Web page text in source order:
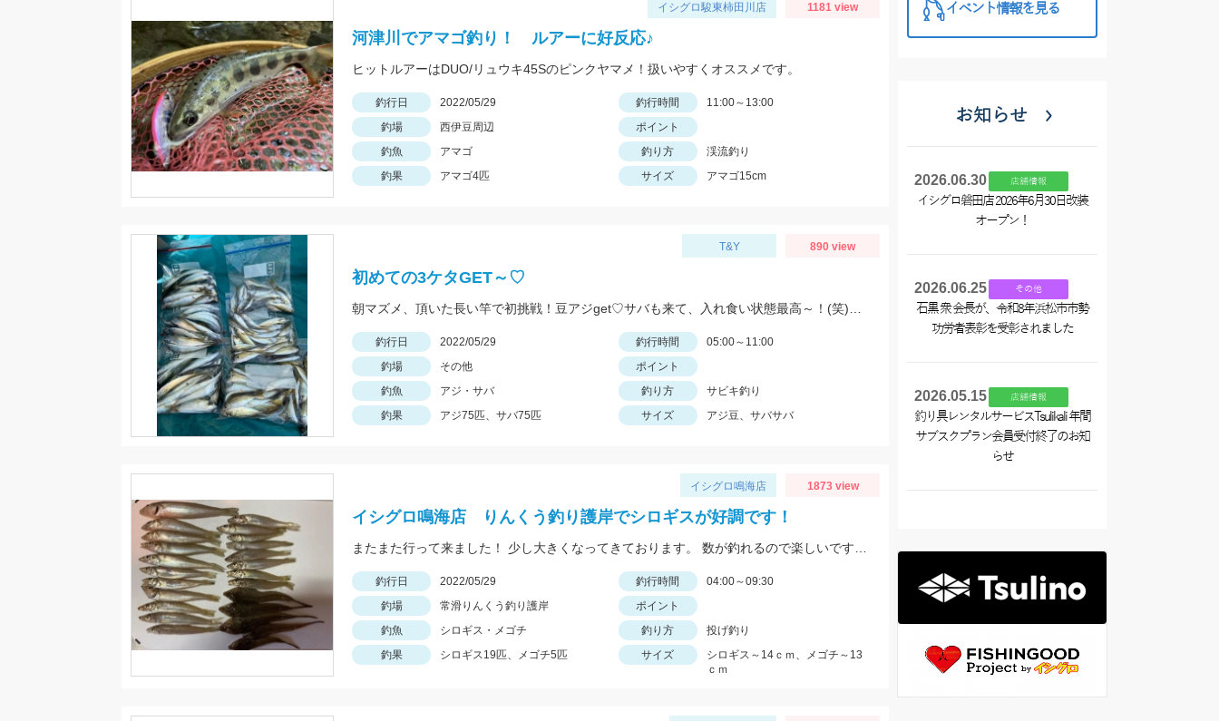
イシグロ駿東柿田川店 1181 view
河津川でアマゴ釣り！ ルアーに好反応♪
ヒットルアーはDUO/リュウキ45Sのピンクヤマメ！扱いやすくオススメです。
釣行日 2022/05/29 釣行時間
11:00～13:00
釣場
西伊豆周辺
ポイント
釣魚
アマゴ 釣り方
渓流釣り
釣果
アマゴ4匹 サイズ アマゴ15cm
T&Y 890 view
初めての3ケタGET～♡
釣行日 2022/05/29 釣行時間
05:00～11:00
釣場
その他
ポイント
釣魚
アジ・サバ 釣り方
サビキ釣り
釣果
アジ75匹、サバ75匹 サイズ アジ豆、サバサバ
イシグロ鳴海店 1873 view
イシグロ鳴海店 りんくう釣り護岸でシロギスが好調です！
釣行日 2022/05/29 釣行時間
04:00～09:30
釣場
常滑りんくう釣り護岸
ポイント
釣魚
シロギス・メゴチ 釣り方
投げ釣り
釣果
シロギス19匹、メゴチ5匹 サイズ
シロギス～14ｃｍ、メゴチ～13
ｃｍ
イベント情報を見る
お知らせ
2026.06.30 店舗情報
イシグロ磐田店 2026年6月30日改装
オープン！
2026.06.25 その他
石黒 衆 会長が、令和8年浜松市市勢
功労者表彰を受彰されました
2026.05.15 店舗情報
釣り具レンタルサービスTsulikali 年間
サブスクプラン会員受付終了のお知
らせ